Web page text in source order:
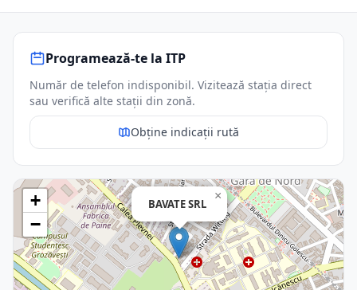
Programează-te la ITP
Număr de telefon indisponibil. Vizitează stația direct
sau verifică alte stații din zonă.
Obține indicații rută
BAVATE SRL
×
+
−